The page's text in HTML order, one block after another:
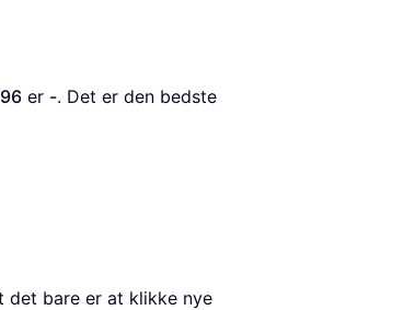
er -. Det er den bedste
det bare er at klikke nye